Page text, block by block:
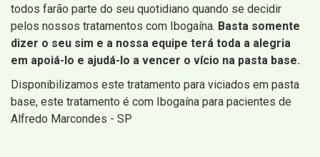
todos farão parte do seu quotidiano quando se decidir
pelos nossos tratamentos com Ibogaína. Basta somente
dizer o seu sim e a nossa equipe terá toda a alegria
em apoiá-lo e ajudá-lo a vencer o vício na pasta base.
Disponibilizamos este tratamento para viciados em pasta
base, este tratamento é com Ibogaína para pacientes de
Alfredo Marcondes - SP